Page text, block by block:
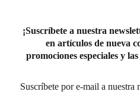
¡Suscríbete a nuestra
en artículos de nueva
promociones especiales y
Suscríbete por e-mail a nuestra